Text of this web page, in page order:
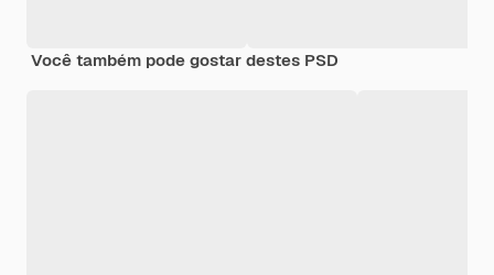
Você também pode gostar destes PSD